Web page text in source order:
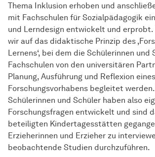
Thema Inklusion erhoben und
mit Fachschulen für Sozialpädagogik
und Lerndesign entwickelt und erprobt.
wir auf das didaktische Prinzip des
Lernens‘, bei dem die Schülerinnen und
Fachschulen von den universitären
Planung, Ausführung und Reflexion
Forschungsvorhabens begleitet
Schülerinnen und Schüler haben also
Forschungsfragen entwickelt und sind
beteiligten Kindertagesstätten
Erzieherinnen und Erzieher zu
beobachtende Studien durchzuführen.